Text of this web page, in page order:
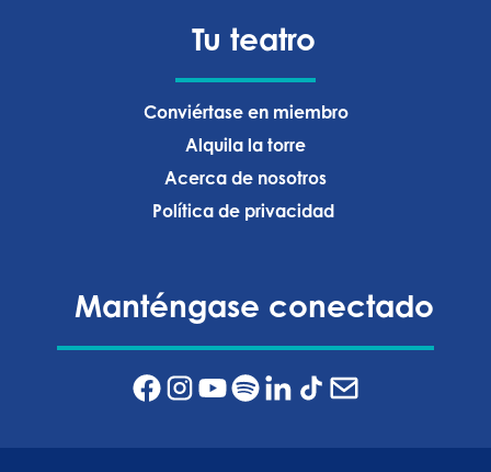
Tu teatro
Conviértase en miembro
Alquila la torre
Acerca de nosotros
Política de privacidad ‍
Manténgase conectado